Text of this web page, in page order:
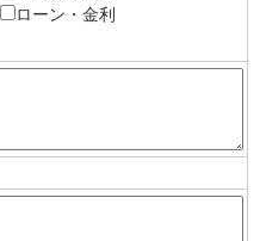
ローン・金利